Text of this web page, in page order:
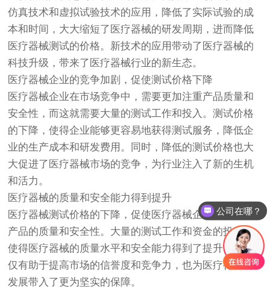
仿真技术和虚拟试验技术的应用，降低了实际试验的成
本和时间，大大缩短了医疗器械的研发周期，进而降低
医疗器械测试的价格。新技术的应用带动了医疗器械的
科技升级，带来了医疗器械行业的新生态。
医疗器械企业的竞争加剧，促使测试价格下降
医疗器械企业在市场竞争中，需要更加注重产品质量和
安全性，而这就需要大量的测试工作和投入。测试价格
的下降，使得企业能够更容易地获得测试服务，降低企
业的生产成本和研发费用。同时，降低的测试价格也大
大促进了医疗器械市场的竞争，为行业注入了新的生机
和活力。
医疗器械的质量和安全能力得到提升
医疗器械测试价格的下降，促使医疗器械企业更加注重
产品的质量和安全性。大量的测试工作和资金的投入，
使得医疗器械的质量水平和安全能力得到了提升。这不
仅有助于提高市场的信誉度和竞争力，也为医疗行业的
发展带入了更为坚实的保障。
公司在哪？